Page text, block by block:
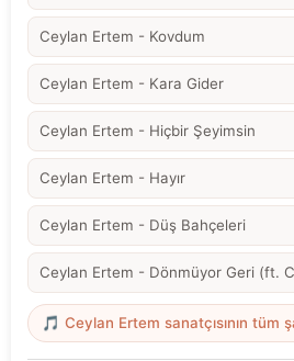
Ceylan Ertem - Kovdum
Ceylan Ertem - Kara Gider
Ceylan Ertem - Hiçbir Şeyimsin
Ceylan Ertem - Hayır
Ceylan Ertem - Düş Bahçeleri
Ceylan Ertem - Dönmüyor Geri (ft.
🎵 Ceylan Ertem sanatçısının tüm